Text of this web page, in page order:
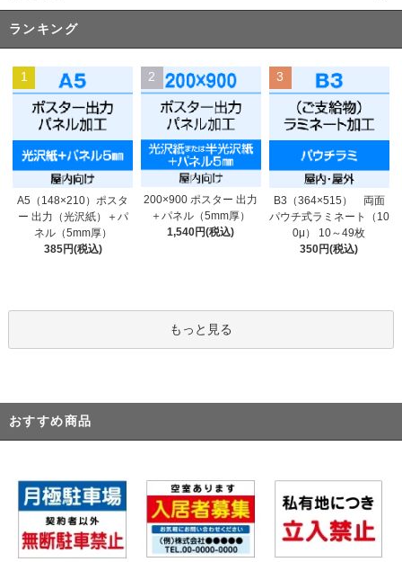
ランキング
1
A5（148×210）ポスタ
ー 出力（光沢紙）＋パ
ネル（5mm厚）
385円(税込)
2
200×900 ポスター 出力
＋パネル（5mm厚）
1,540円(税込)
3
B3（364×515） 両面
パウチ式ラミネート（10
0μ） 10～49枚
350円(税込)
もっと見る
おすすめ商品